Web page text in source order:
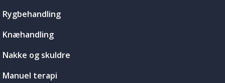
Rygbehandling
Knæhandling
Nakke og skuldre
Manuel terapi